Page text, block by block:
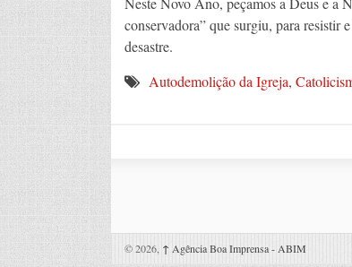
conservadora” que surgiu, para resistir
desastre.
Autodemolição da Igreja,
© 2026, ↑ Agência Boa Imprensa - ABIM